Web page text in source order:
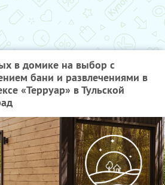
в домике на выбор с
бани и развлечениями в
«Терруар» в Тульской